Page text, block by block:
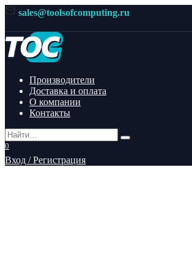
Перейти
содержанию
sales@toolsofcomputing.ru
Производители
Доставка и оплата
О компании
Контакты
Search
for:
0
Вход / Регистрация